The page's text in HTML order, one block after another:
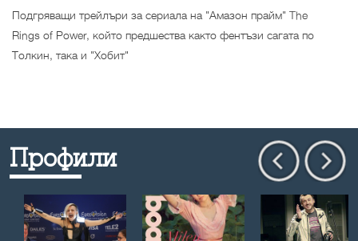
Подгряващи трейлъри за сериала на "Амазон прайм" The
Rings of Power, който предшества както фентъзи сагата по
Толкин, така и "Хобит"
Профили